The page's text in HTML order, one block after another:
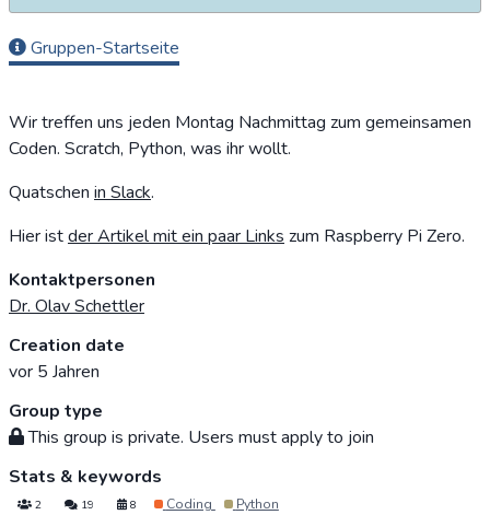
Gruppen-Startseite
Wir treffen uns jeden Montag Nachmittag zum gemeinsamen
Coden. Scratch, Python, was ihr wollt.
Quatschen in Slack.
Hier istder Artikel mit ein paar Links zum Raspberry Pi Zero.
Kontaktpersonen
Dr. Olav Schettler
Creation date
vor 5 Jahren
Group type
This group is private. Users must apply to join
Stats & keywords
2 19 8 Coding Python